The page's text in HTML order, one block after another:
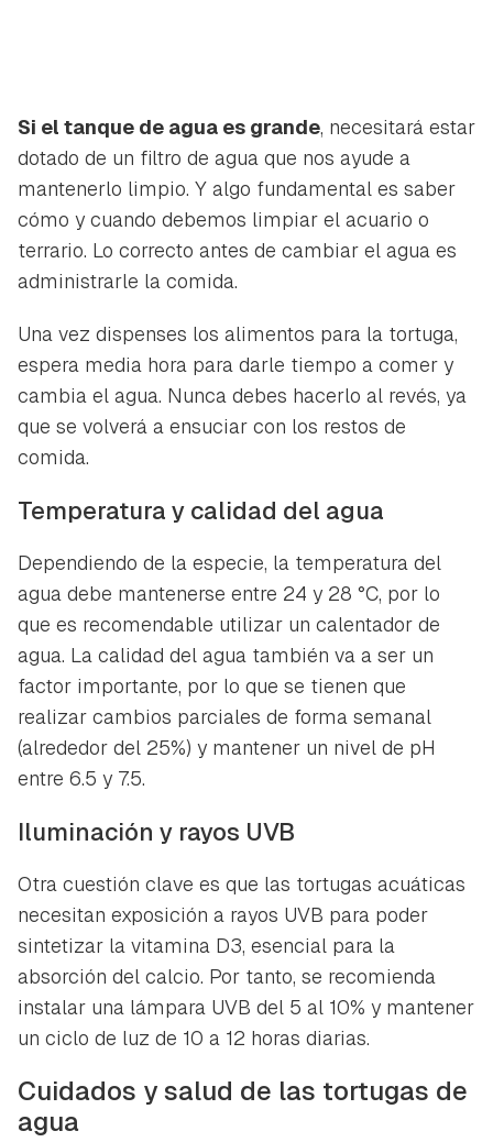
Si el tanque de agua es grande, necesitará estar
dotado de un filtro de agua que nos ayude a
mantenerlo limpio. Y algo fundamental es saber
cómo y cuando debemos limpiar el acuario o
terrario. Lo correcto antes de cambiar el agua es
administrarle la comida.
Una vez dispenses los alimentos para la tortuga,
espera media hora para darle tiempo a comer y
cambia el agua. Nunca debes hacerlo al revés, ya
que se volverá a ensuciar con los restos de
comida.
Temperatura y calidad del agua
Dependiendo de la especie, la temperatura del
agua debe mantenerse entre 24 y 28 °C, por lo
que es recomendable utilizar un calentador de
agua. La calidad del agua también va a ser un
factor importante, por lo que se tienen que
realizar cambios parciales de forma semanal
(alrededor del 25%) y mantener un nivel de pH
entre 6.5 y 7.5.
Iluminación y rayos UVB
Otra cuestión clave es que las tortugas acuáticas
necesitan exposición a rayos UVB para poder
sintetizar la vitamina D3, esencial para la
absorción del calcio. Por tanto, se recomienda
instalar una lámpara UVB del 5 al 10% y mantener
un ciclo de luz de 10 a 12 horas diarias.
Cuidados y salud de las tortugas de
agua